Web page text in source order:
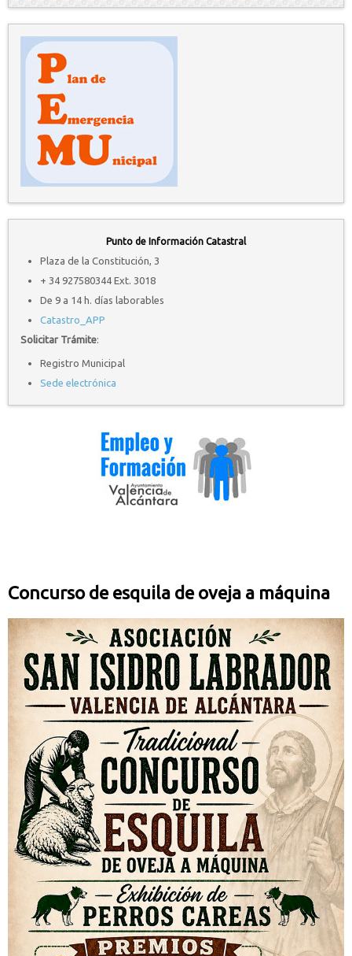
Punto de Información Catastral
Plaza de la Constitución, 3
+ 34 927580344 Ext. 3018
De 9 a 14 h. días laborables
Catastro_APP
Solicitar Trámite:
Registro Municipal
Sede electrónica
Concurso de esquila de oveja a máquina